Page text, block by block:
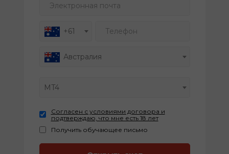
Электронная почта
+61 Телефон
Австралия
MT4
Согласен с условиями договора и
подтверждаю, что мне есть 18 лет
Получить обучающее письмо